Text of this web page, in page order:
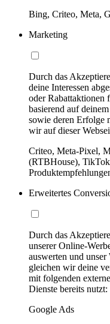
Bing, Criteo, Meta,
Marketing
Durch das
deine Interessen
oder Rabattaktionen
basierend auf
sowie deren Erfolge
wir auf dieser
Criteo, Meta-Pixel,
(RTBHouse),
Erweitertes
Durch das
unserer Online-
auswerten und
gleichen wir deine
mit folgenden
Dienste bereits nutzt:
Google Ads